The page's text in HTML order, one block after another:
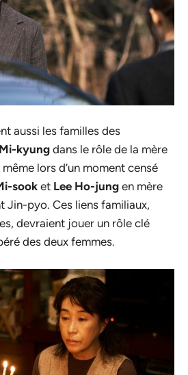
aussi les familles des
kyung dans le rôle de la mère
lors d’un moment censé
sook et Lee Ho-jung en mère
pyo. Ces liens familiaux,
devraient jouer un rôle clé
des deux femmes.